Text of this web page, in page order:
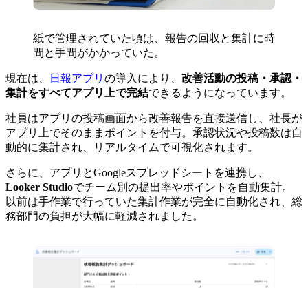
紙で管理されていた頃は、報告の回収と集計に時
間と手間がかかっていた。
現在は、 日報アプリ の導入により、 改善活動の投稿・承認・
集計をすべてアプリ上で完結できるようになっています。
社員はアプリの投稿画面から改善報告を直接送信し、社長が
アプリ上でそのままポイントを付与。承認状況や投稿数は自
動的に集計され、リアルタイムで可視化されます。
さらに、アプリとGoogleスプレッドシートを連携し、
Looker Studioでチーム別の提出率やポイントを自動集計。
以前は手作業で行っていた集計作業が完全に自動化され、総
務部門の負担が大幅に軽減されました。